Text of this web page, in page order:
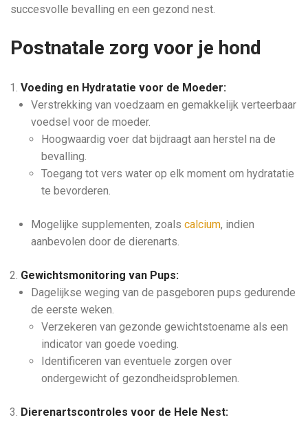
succesvolle bevalling en een gezond nest.
Postnatale zorg voor je hond
Voeding en Hydratatie voor de Moeder:
Verstrekking van voedzaam en gemakkelijk verteerbaar
voedsel voor de moeder.
Hoogwaardig voer dat bijdraagt aan herstel na de
bevalling.
Toegang tot vers water op elk moment om hydratatie
te bevorderen.
Mogelijke supplementen, zoals calcium, indien
aanbevolen door de dierenarts.
Gewichtsmonitoring van Pups:
Dagelijkse weging van de pasgeboren pups gedurende
de eerste weken.
Verzekeren van gezonde gewichtstoename als een
indicator van goede voeding.
Identificeren van eventuele zorgen over
ondergewicht of gezondheidsproblemen.
Dierenartscontroles voor de Hele Nest: